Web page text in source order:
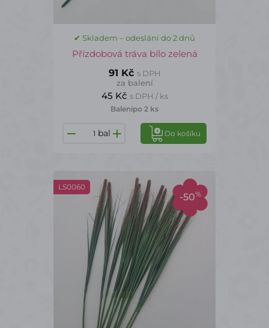
✔ Skladem – odeslání do 2 dnů
Přízdobová tráva bílo zelená
91 Kč s DPH
za balení
45 Kč s DPH / ks
Balenípo 2 ks
bal Do košíku
-50%
LS0060